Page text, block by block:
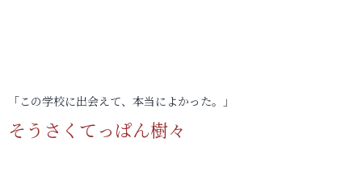
「この学校に出会えて、本当によかった。」
そうさくてっぱん樹々